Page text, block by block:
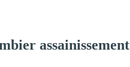
assainissement